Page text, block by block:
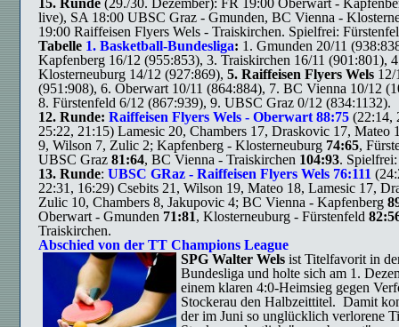
15. Runde (29./30. Dezember): FR 19:00 Oberwart -
live), SA 18:00 UBSC Graz - Gmunden, BC Vienna -
19:00 Raiffeisen Flyers Wels - Traiskirchen. Spielfrei:
Tabelle 1. Basketball-Bundesliga: 1. Gmunden 20/11
Kapfenberg 16/12 (955:853), 3. Traiskirchen 16/11 (901:801),
Klosterneuburg 14/12 (927:869), 5. Raiffeisen Flyers Wels 12/
(951:908), 6. Oberwart 10/11 (864:884), 7. BC Vienna 10/12
8. Fürstenfeld 6/12 (867:939), 9. UBSC Graz 0/12 (834:1132).
12. Runde: Raiffeisen Flyers Wels - Oberwart 88:75 (22:14,
25:22, 21:15) Lamesic 20, Chambers 17, Draskovic 17, Mateo
9, Wilson 7, Zulic 2; Kapfenberg - Klosterneuburg 74:65,
UBSC Graz 81:64, BC Vienna - Traiskirchen 104:93.
13. Runde: UBSC GRaz - Raiffeisen Flyers Wels 76:111
22:31, 16:29) Csebits 21, Wilson 19, Mateo 18, Lamesic 17,
Zulic 10, Chambers 8, Jakupovic 4; BC Vienna - Kapfenberg
Oberwart - Gmunden 71:81, Klosterneuburg - Fürstenfeld
Traiskirchen.
Abschied von der TT Champions League
SPG Walter Wels ist Titelfavorit in
Bundesliga und holte sich am 1.
einem klaren 4:0-Heimsieg gegen
Stockerau den Halbzeittitel. Damit
der im Juni so unglücklich verlorene